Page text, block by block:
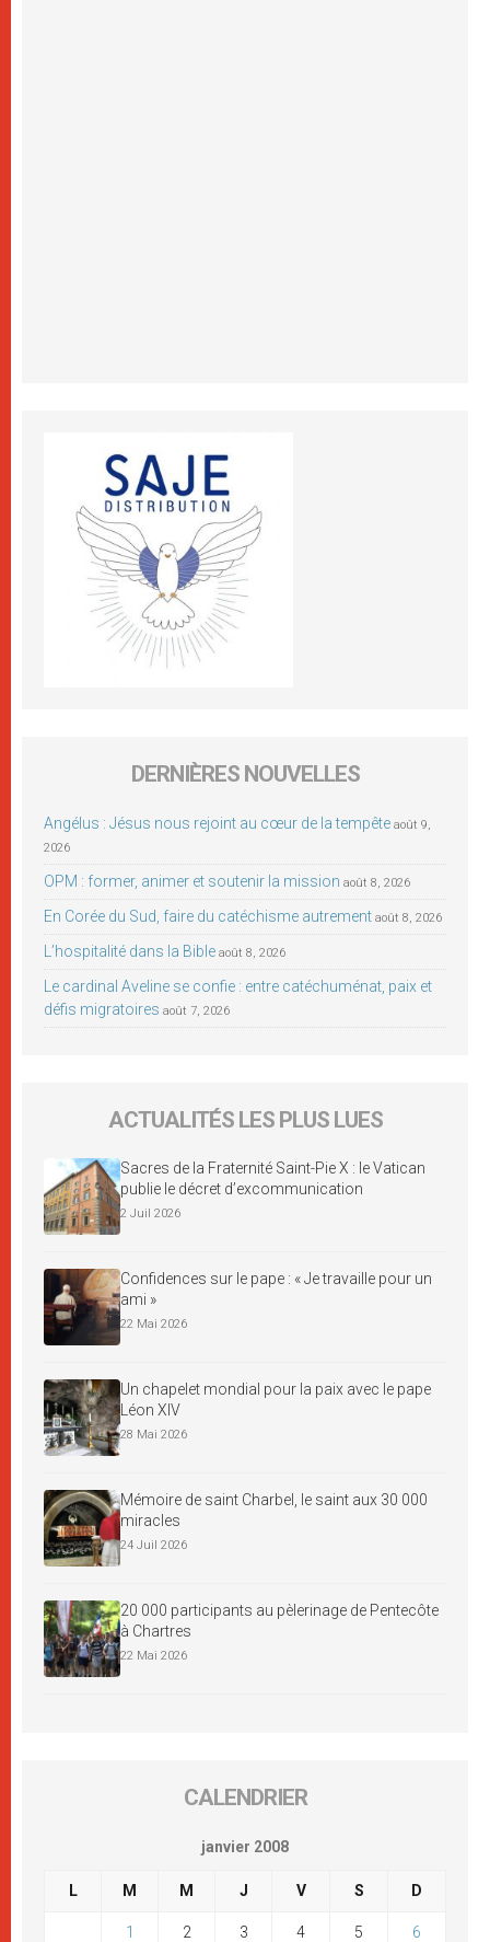
DERNIÈRES NOUVELLES
Angélus : Jésus nous rejoint au cœur de la tempête août 9,
2026
OPM : former, animer et soutenir la mission août 8, 2026
En Corée du Sud, faire du catéchisme autrement août 8, 2026
L’hospitalité dans la Bible août 8, 2026
Le cardinal Aveline se confie : entre catéchuménat, paix et
défis migratoires août 7, 2026
ACTUALITÉS LES PLUS LUES
Sacres de la Fraternité Saint-Pie X : le Vatican
publie le décret d’excommunication
2 Juil 2026
Confidences sur le pape : « Je travaille pour un
ami »
22 Mai 2026
Un chapelet mondial pour la paix avec le pape
Léon XIV
28 Mai 2026
Mémoire de saint Charbel, le saint aux 30 000
miracles
24 Juil 2026
20 000 participants au pèlerinage de Pentecôte
à Chartres
22 Mai 2026
CALENDRIER
janvier 2008
L M M J V S D
1 2 3 4 5 6